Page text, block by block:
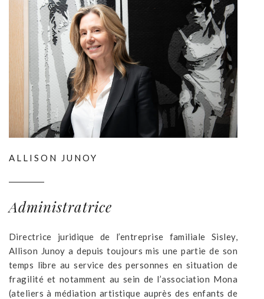
ALLISON JUNOY
Administratrice
Directrice juridique de l’entreprise familiale Sisley,
Allison Junoy a depuis toujours mis une partie de son
temps libre au service des personnes en situation de
fragilité et notamment au sein de l’association Mona
(ateliers à médiation artistique auprès des enfants de